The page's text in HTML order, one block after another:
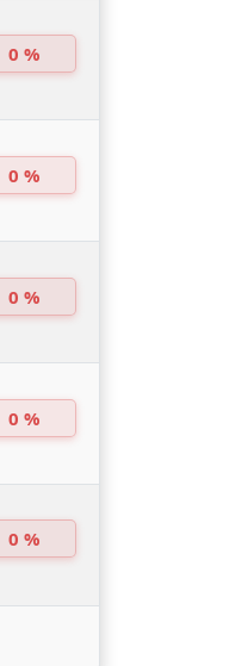
0 %
0 %
0 %
0 %
0 %